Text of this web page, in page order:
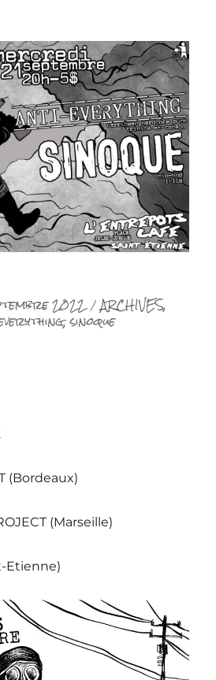
2022 Catégories
ARCHIVES,
,sinoque
(Bordeaux)
(Marseille)
Etienne)